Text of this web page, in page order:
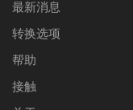
最新消息
转换选项
帮助
接触